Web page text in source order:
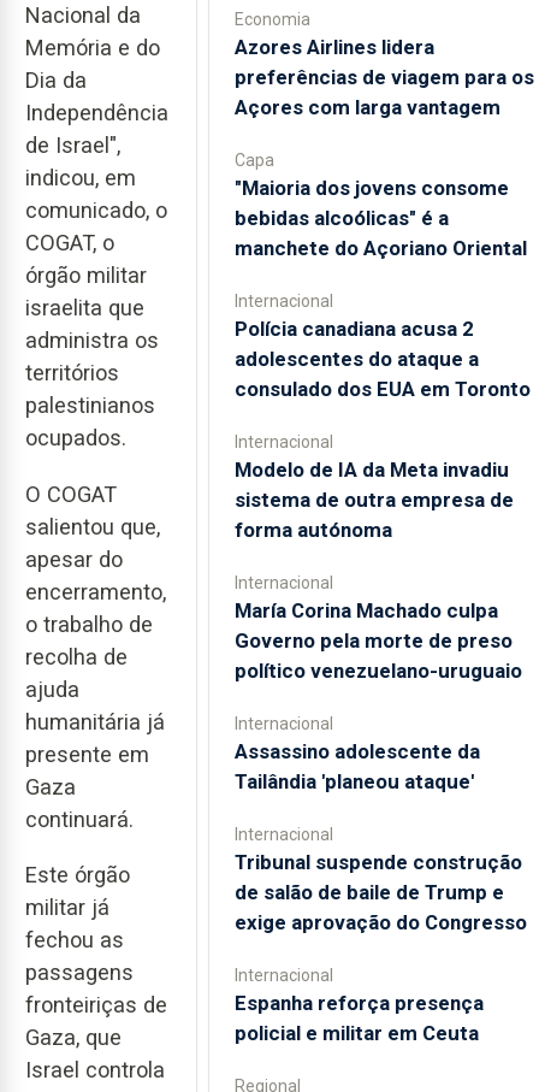
Nacional da
Memória e do
Dia da
Independência
de Israel",
indicou, em
comunicado, o
COGAT, o
órgão militar
israelita que
administra os
territórios
palestinianos
ocupados.
O COGAT
salientou que,
apesar do
encerramento,
o trabalho de
recolha de
ajuda
humanitária já
presente em
Gaza
continuará.
Este órgão
militar já
fechou as
passagens
fronteiriças de
Gaza, que
Israel controla
Economia
Azores Airlines lidera
preferências de viagem para os
Açores com larga vantagem
Capa
"Maioria dos jovens consome
bebidas alcoólicas" é a
manchete do Açoriano Oriental
Internacional
Polícia canadiana acusa 2
adolescentes do ataque a
consulado dos EUA em Toronto
Internacional
Modelo de IA da Meta invadiu
sistema de outra empresa de
forma autónoma
Internacional
María Corina Machado culpa
Governo pela morte de preso
político venezuelano-uruguaio
Internacional
Assassino adolescente da
Tailândia 'planeou ataque'
Internacional
Tribunal suspende construção
de salão de baile de Trump e
exige aprovação do Congresso
Internacional
Espanha reforça presença
policial e militar em Ceuta
Regional